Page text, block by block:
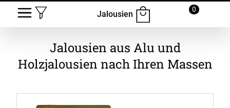
Jalousien
0
Jalousien aus Alu und
Holzjalousien nach Ihren Massen